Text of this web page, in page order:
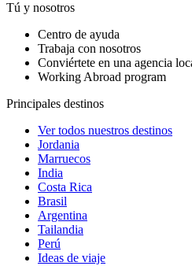
Tú y nosotros
Centro de ayuda
Trabaja con nosotros
Conviértete en una agencia
Working Abroad program
Principales destinos
Ver todos nuestros destinos
Jordania
Marruecos
India
Costa Rica
Brasil
Argentina
Tailandia
Perú
Ideas de viaje